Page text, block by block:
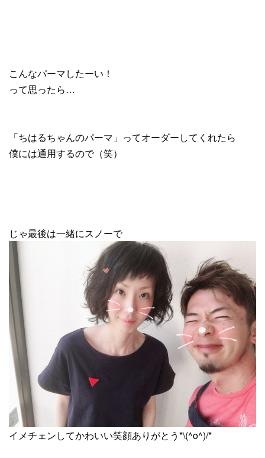
こんなパーマしたーい！
って思ったら…
「ちはるちゃんのパーマ」ってオーダーしてくれたら
僕には通用するので（笑）
じゃ最後は一緒にスノーで
イメチェンしてかわいい笑顔ありがとう*\(^o^)/*